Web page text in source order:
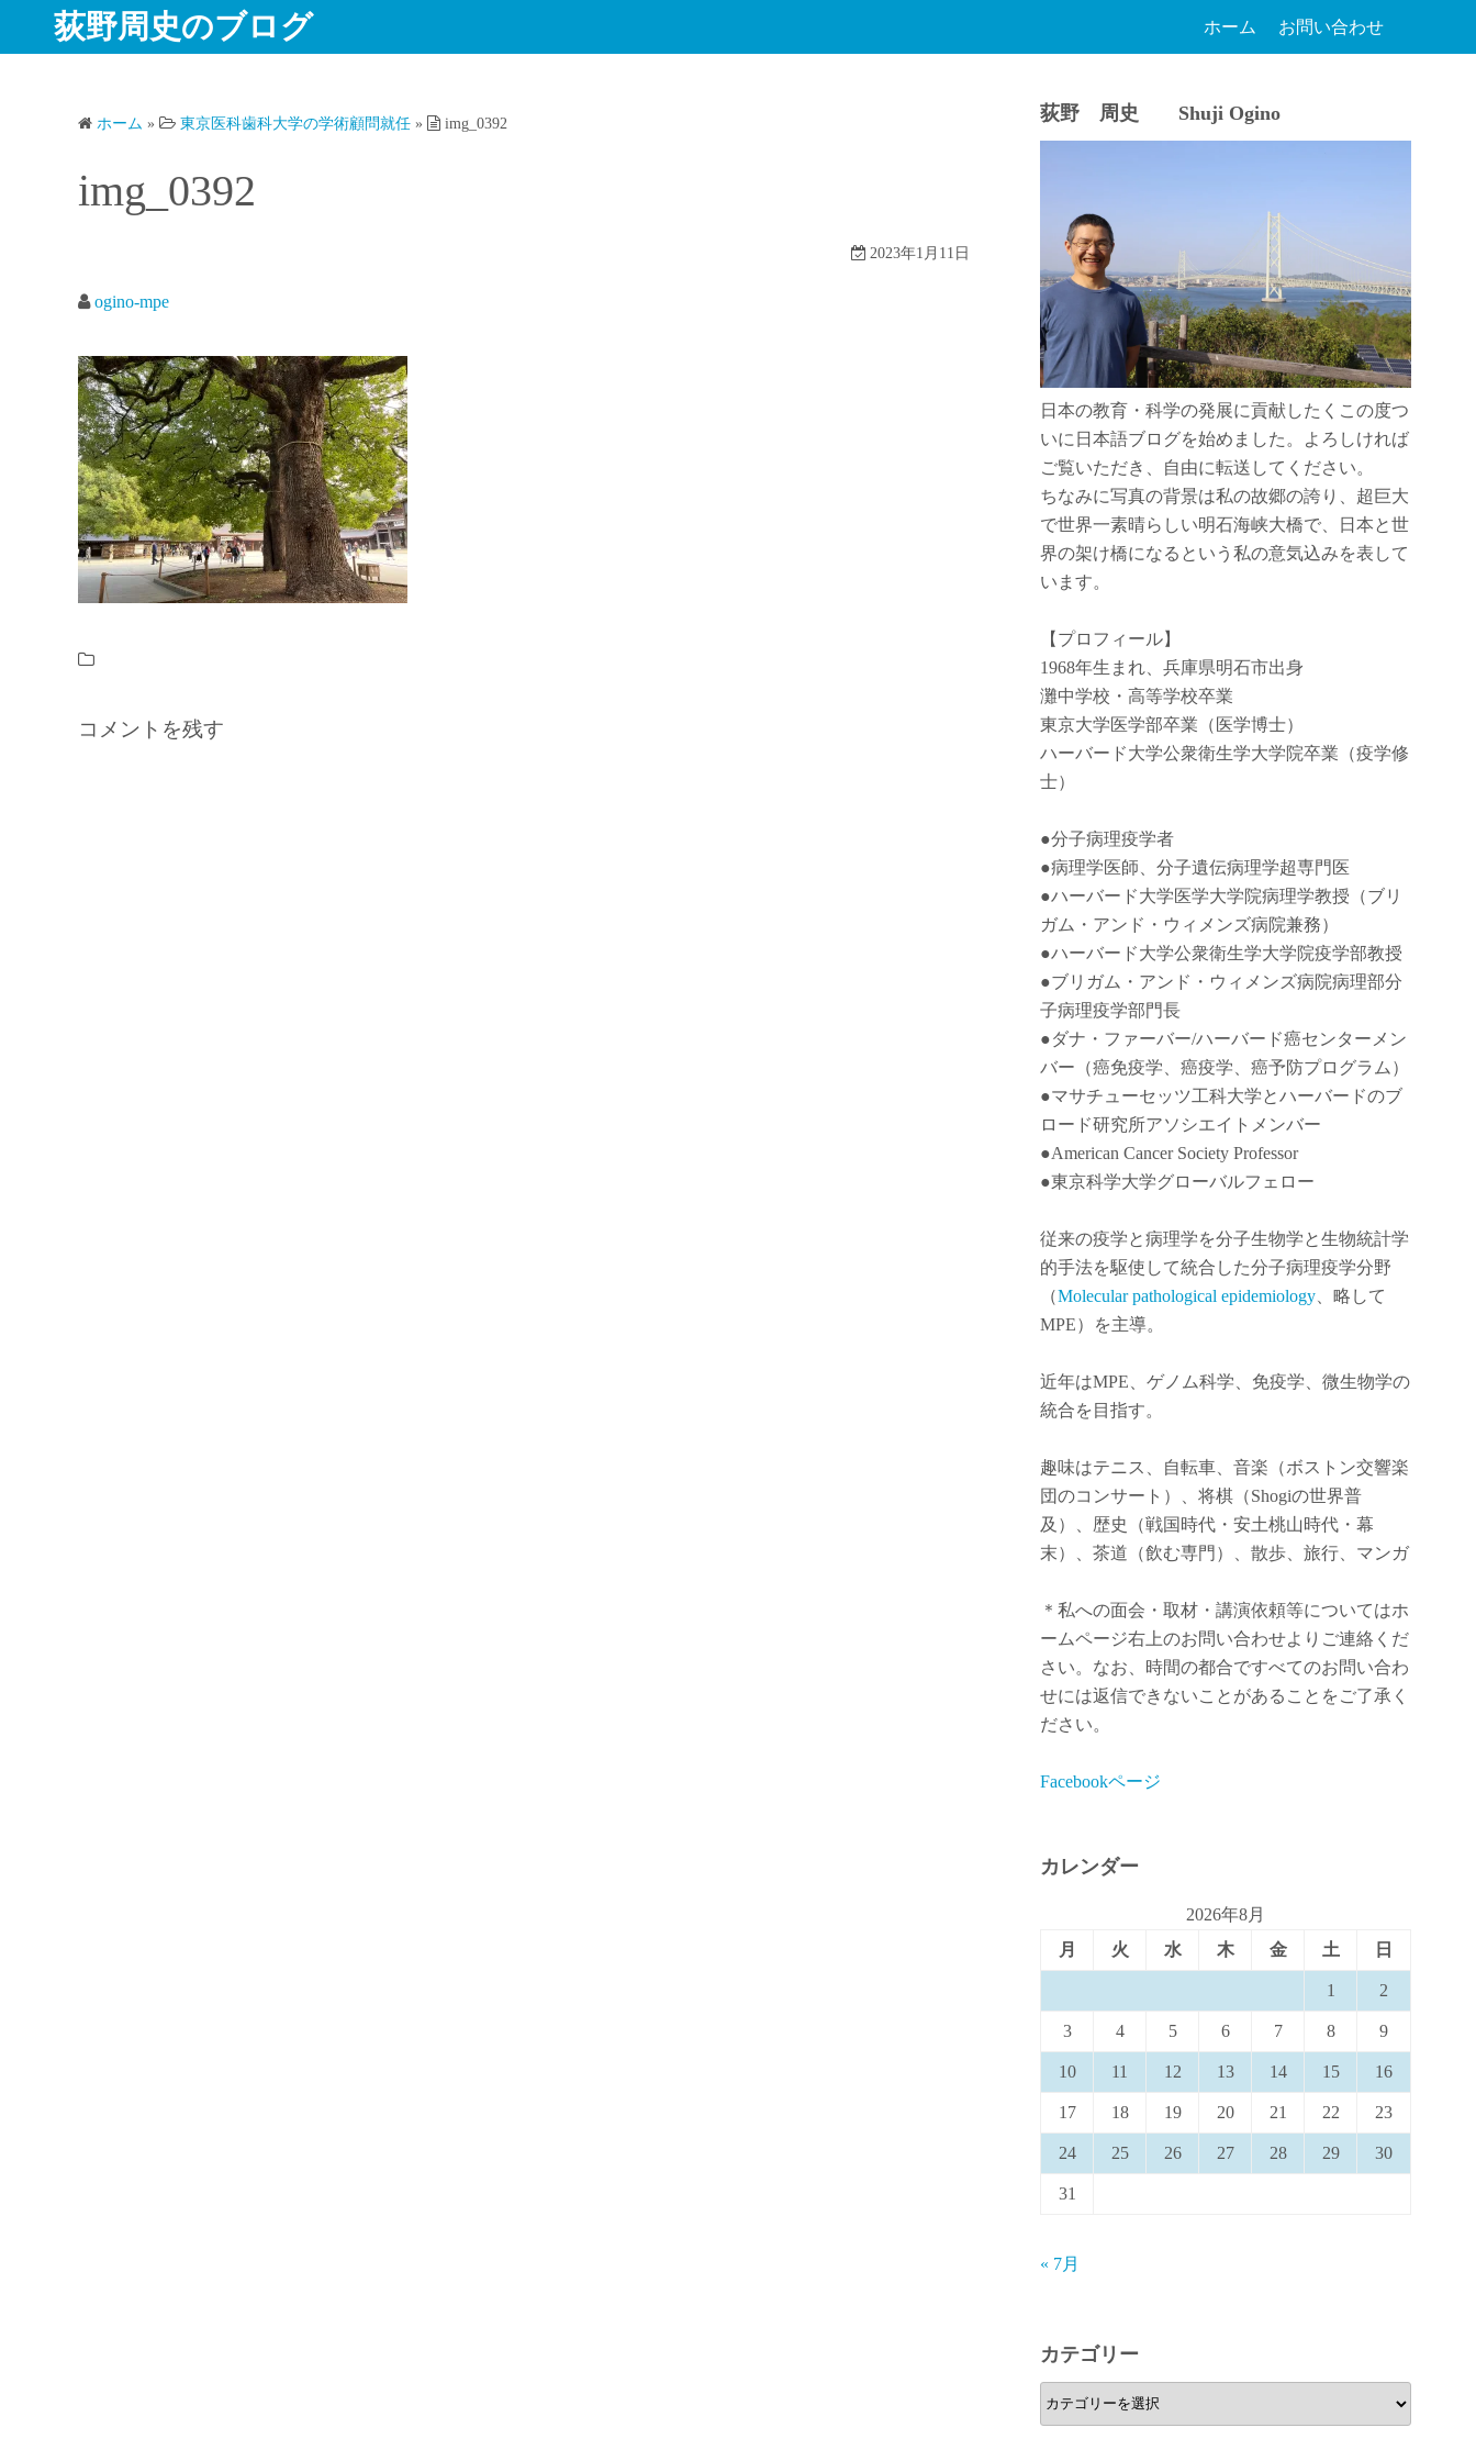
荻野周史のブログ ホーム お問い合わせ
ホーム » 東京医科歯科大学の学術顧問就任 » img_0392
img_0392
2023年1月11日
ogino-mpe
コメントを残す
荻野 周史 Shuji Ogino
日本の教育・科学の発展に貢献したくこの度つ
いに日本語ブログを始めました。よろしければ
ご覧いただき、自由に転送してください。
ちなみに写真の背景は私の故郷の誇り、超巨大
で世界一素晴らしい明石海峡大橋で、日本と世
界の架け橋になるという私の意気込みを表して
います。
【プロフィール】
1968年生まれ、兵庫県明石市出身
灘中学校・高等学校卒業
東京大学医学部卒業（医学博士）
ハーバード大学公衆衛生学大学院卒業（疫学修
士）
●分子病理疫学者
●病理学医師、分子遺伝病理学超専門医
●ハーバード大学医学大学院病理学教授（ブリ
ガム・アンド・ウィメンズ病院兼務）
●ハーバード大学公衆衛生学大学院疫学部教授
●ブリガム・アンド・ウィメンズ病院病理部分
子病理疫学部門長
●ダナ・ファーバー/ハーバード癌センターメン
バー（癌免疫学、 癌疫学、癌予防プログラム）
●マサチューセッツ工科大学とハーバードのブ
ロード研究所アソシエイトメンバー
●American Cancer Society Professor
●東京科学大学グローバルフェロー
従来の疫学と病理学を分子生物学と生物統計学
的手法を駆使して統合した分子病理疫学分野
（Molecular pathological epidemiology、略して
MPE）を主導。
近年はMPE、ゲノム科学、免疫学、微生物学の
統合を目指す。
趣味はテニス、自転車、音楽（ボストン交響楽
団のコンサート）、将棋（Shogiの世界普
及）、歴史（戦国時代・安土桃山時代・幕
末）、茶道（飲む専門）、散歩、旅行、マンガ
＊私への面会・取材・講演依頼等についてはホ
ームページ右上のお問い合わせよりご連絡くだ
さい。なお、時間の都合ですべてのお問い合わ
せには返信できないことがあることをご了承く
ださい。
Facebookページ
カレンダー
2026年8月
月
火 水 木 金 土 日
1 2
3 4 5 6 7 8 9
10 11 12 13 14 15 16
17 18 19 20 21 22 23
24 25 26 27 28 29 30
31
« 7月
カテゴリー
カ
テ